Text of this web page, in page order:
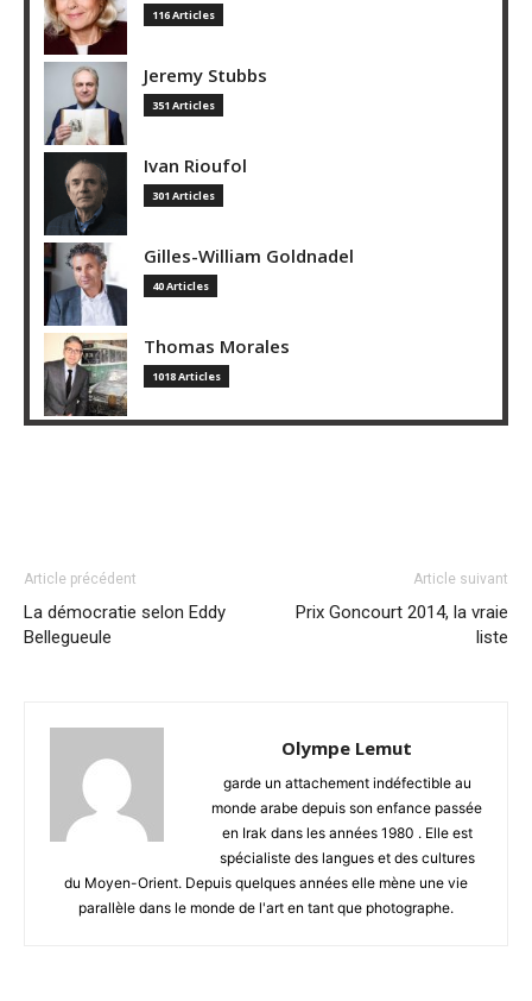
116 Articles
Jeremy Stubbs
351 Articles
Ivan Rioufol
301 Articles
Gilles-William Goldnadel
40 Articles
Thomas Morales
1018 Articles
Article précédent
La démocratie selon Eddy
Bellegueule
Article suivant
Prix Goncourt 2014, la vraie
liste
Olympe Lemut
garde un attachement indéfectible au
monde arabe depuis son enfance passée
en Irak dans les années 1980 . Elle est
spécialiste des langues et des cultures
du Moyen-Orient. Depuis quelques années elle mène une vie
parallèle dans le monde de l'art en tant que photographe.